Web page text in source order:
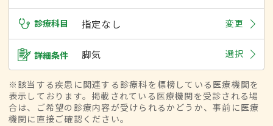
診療科目 指定なし 変更
詳細条件 脚気 選択
※該当する疾患に関連する診療科を標榜している医療機関を
表示しております。掲載されている医療機関を受診される場
合は、ご希望の診療内容が受けられるかどうか、事前に医療
機関に直接ご確認ください。